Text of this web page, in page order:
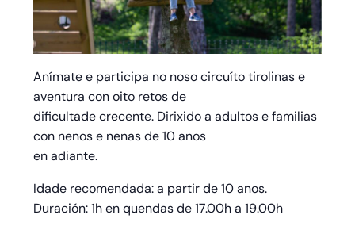
Anímate e participa no noso circuíto tirolinas e
aventura con oito retos de
dificultade crecente. Dirixido a adultos e familias
con nenos e nenas de 10 anos
en adiante.
Idade recomendada: a partir de 10 anos.
Duración: 1h en quendas de 17.00h a 19.00h